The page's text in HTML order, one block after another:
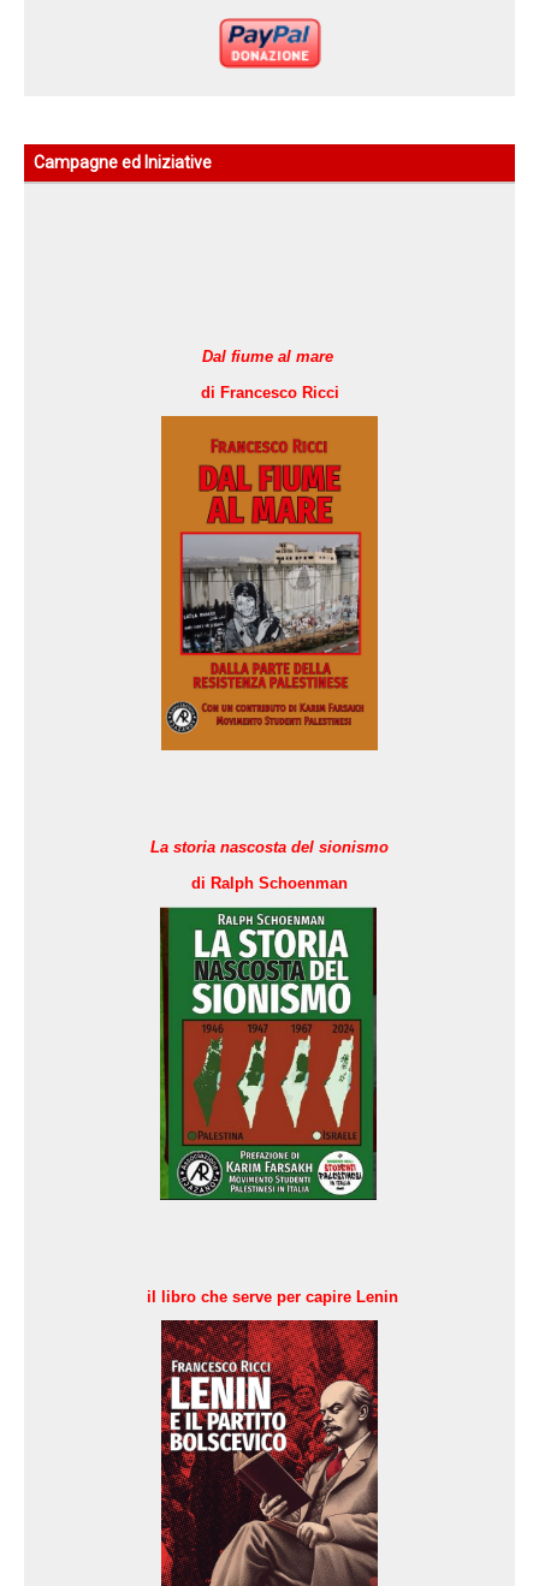
Campagne ed Iniziative
Dal fiume al mare
di Francesco Ricci
La storia nascosta del sionismo
di Ralph Schoenman
il libro che serve per capire Lenin